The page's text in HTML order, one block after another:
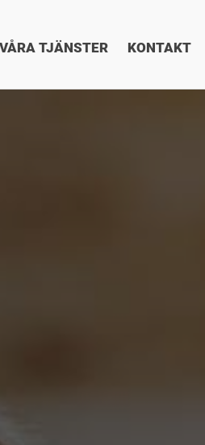
VÅRA TJÄNSTER KONTAKT